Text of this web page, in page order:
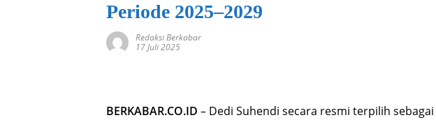
Periode 2025–2029
Redaksi Berkabar
17 Juli 2025
BERKABAR.CO.ID – Dedi Suhendi secara resmi terpilih